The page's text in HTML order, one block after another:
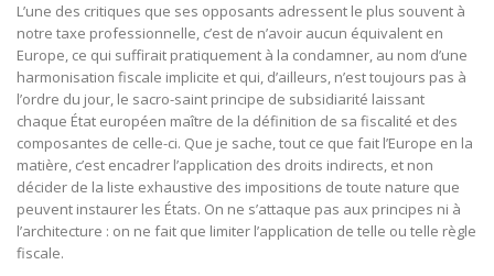
L’une des critiques que ses opposants adressent le plus souvent à
notre taxe professionnelle, c’est de n’avoir aucun équivalent en
Europe, ce qui suffirait pratiquement à la condamner, au nom d’une
harmonisation fiscale implicite et qui, d’ailleurs, n’est toujours pas à
l’ordre du jour, le sacro-saint principe de subsidiarité laissant
chaque État européen maître de la définition de sa fiscalité et des
composantes de celle-ci. Que je sache, tout ce que fait l’Europe en la
matière, c’est encadrer l’application des droits indirects, et non
décider de la liste exhaustive des impositions de toute nature que
peuvent instaurer les États. On ne s’attaque pas aux principes ni à
l’architecture : on ne fait que limiter l’application de telle ou telle règle
fiscale.